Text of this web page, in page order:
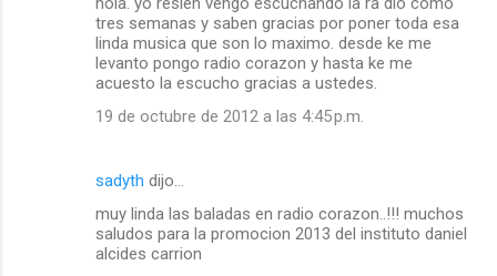
tres semanas y saben gracias por poner toda esa
linda musica que son lo maximo. desde ke me
levanto pongo radio corazon y hasta ke me
acuesto la escucho gracias a ustedes.
19 de octubre de 2012 a las 4:45 p.m.
sadyth dijo…
muy linda las baladas en radio corazon..!!! muchos
saludos para la promocion 2013 del instituto daniel
alcides carrion